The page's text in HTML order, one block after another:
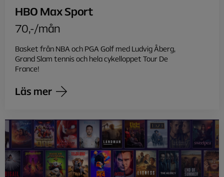
HBO Max Sport
70,-/mån
Basket från NBA och PGA Golf med Ludvig Åberg,
Grand Slam tennis och hela cykelloppet Tour De
France!
Läs mer